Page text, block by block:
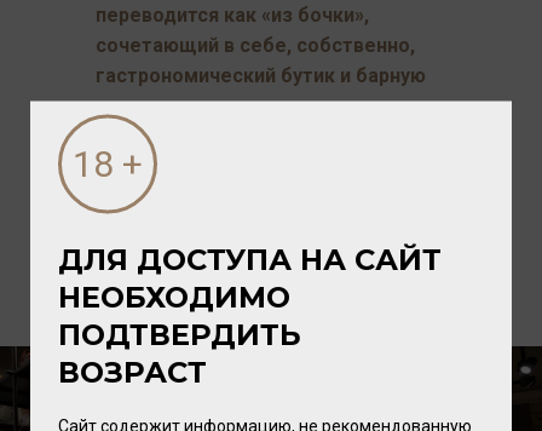
переводится как «из бочки»,
сочетающий в себе, собственно,
гастрономический бутик и барную
зону, в котором можно перед
покупкой попробовать
приглянувшиеся продукты или
напитки.
ДЛЯ ДОСТУПА НА САЙТ
НЕОБХОДИМО
ПОДТВЕРДИТЬ
ВОЗРАСТ
Сайт содержит информацию, не рекомендованную